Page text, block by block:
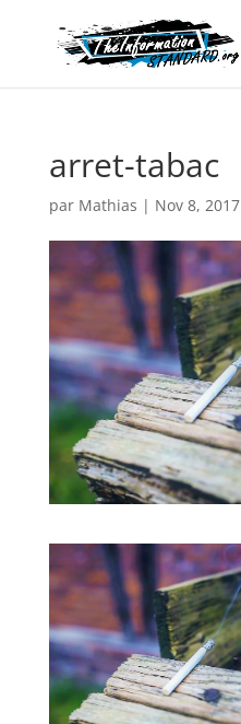
arret-tabac
par Mathias | Nov 8, 2017